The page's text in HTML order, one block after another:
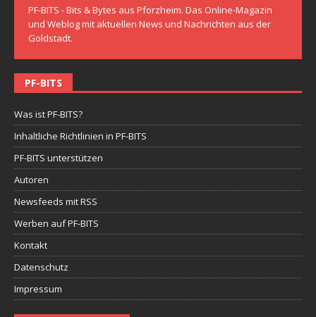
PF-BITS - Bits & Bytes aus Pforzheim. Das Online-Magazin
und Weblog mit aktuellen News und Nachrichten aus der
Goldstadt.
PF-BITS
Was ist PF-BITS?
Inhaltliche Richtlinien in PF-BITS
PF-BITS unterstützen
Autoren
Newsfeeds mit RSS
Werben auf PF-BITS
Kontakt
Datenschutz
Impressum